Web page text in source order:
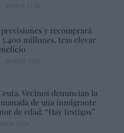
y recomprará
millones, tras elevar
Vecinos denuncian la
de una inmigrante
de edad: “Hay testigos”